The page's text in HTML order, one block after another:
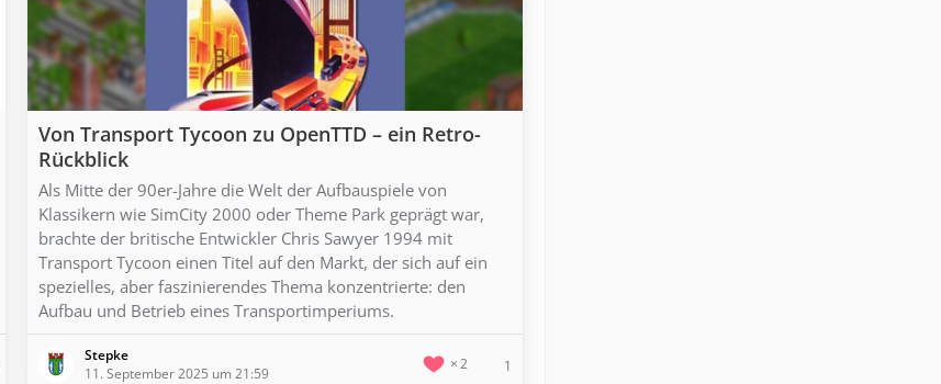
Von Transport Tycoon zu OpenTTD – ein Retro-
Rückblick
Als Mitte der 90er-Jahre die Welt der Aufbauspiele von
Klassikern wie SimCity 2000 oder Theme Park geprägt war,
brachte der britische Entwickler Chris Sawyer 1994 mit
Transport Tycoon einen Titel auf den Markt, der sich auf ein
spezielles, aber faszinierendes Thema konzentrierte: den
Aufbau und Betrieb eines Transportimperiums.
Stepke
11. September 2025 um 21:59
2 1